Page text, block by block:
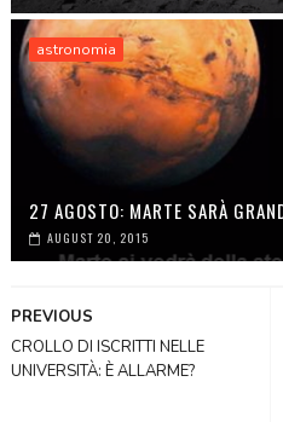
astronomia
27 AGOSTO: MARTE SARÀ
AUGUST 20, 2015
PREVIOUS
CROLLO DI ISCRITTI NELLE
UNIVERSITÀ: È ALLARME?